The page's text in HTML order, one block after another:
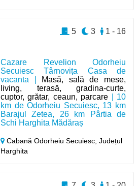
Cazare Revelion Odorheiu
Secuiesc Târnovița Casa de
vacanta |
Masă, sală de mese,
living, terasă, gradina-curte,
cuptor, grătar, ceaun, parcare | 10
km de Odorheiu Secuiesc, 13 km
Barajul Zetea, 26 km Pârtia de
Schi Harghita Mădăraș
Cabană Odorheiu Secuiesc,Județul
Harghita
1 - 16
3
5